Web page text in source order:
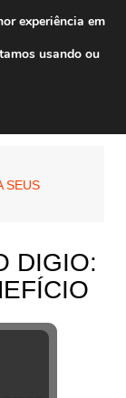
SEUS
DIGIO:
experiência em
usando ou